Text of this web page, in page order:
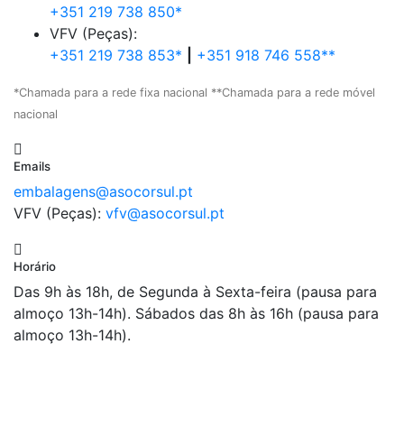
+351 219 738 850*
VFV (Peças):
+351 219 738 853*
+351 918 746 558**
*Chamada para a rede fixa nacional **Chamada para a rede móvel
nacional
Emails
embalagens@asocorsul.pt
VFV (Peças): vfv@asocorsul.pt
Horário
Das 9h às 18h, de Segunda à Sexta-feira (pausa para
almoço 13h-14h). Sábados das 8h às 16h (pausa para
almoço 13h-14h).